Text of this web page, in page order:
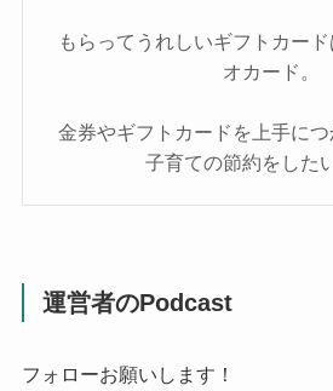
もらってうれしいギフトカー
オカード。
金券やギフトカードを上手に
子育ての節約をした
運営者のPodcast
フォローお願いします！